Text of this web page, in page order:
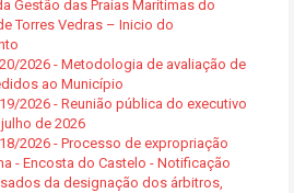
Gestão das Praias Marítimas do
Torres Vedras – Inicio do
2026 - Metodologia de avaliação de
ao Município
2026 - Reunião pública do executivo
de 2026
2026 - Processo de expropriação
- Encosta do Castelo - Notificação
da designação dos árbitros,